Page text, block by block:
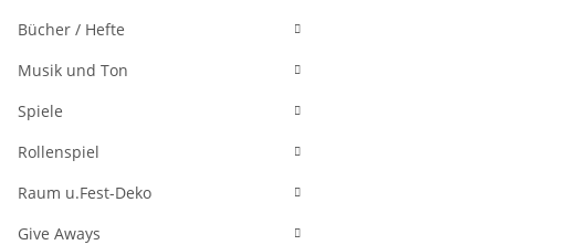
Bücher / Hefte
Musik und Ton
Spiele
Rollenspiel
Raum u.Fest-Deko
Give Aways